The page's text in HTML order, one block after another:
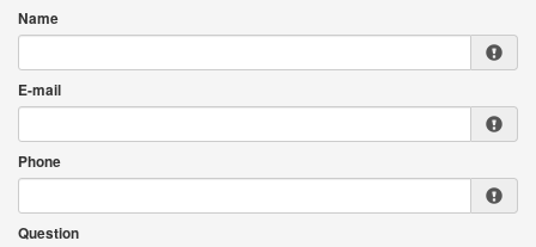
Name
E-mail
Phone
Question